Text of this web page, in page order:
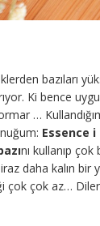
bazıları
Ki bence
…
Essence
nı kullanıp çok
daha kalın bir
çok çok az…